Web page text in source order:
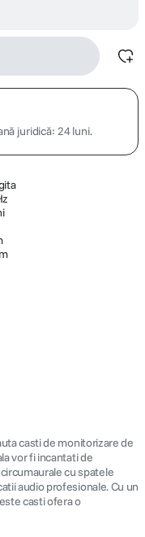
juridică: 24 luni.
casti de monitorizare de
vor fi incantati de
cu spatele
audio profesionale. Cu un
casti ofera o